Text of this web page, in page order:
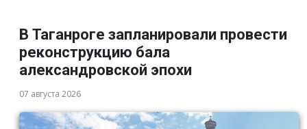
В Таганроге запланировали провести
реконструкцию бала
александровской эпохи
07 августа 2026